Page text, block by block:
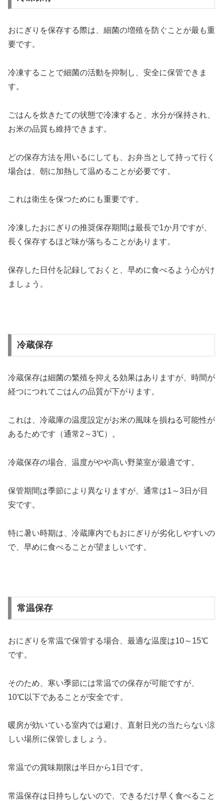
おにぎりを保存する際は、細菌の増殖を防ぐことが最も重
要です。
冷凍することで細菌の活動を抑制し、安全に保管できま
す。
ごはんを炊きたての状態で冷凍すると、水分が保持され、
お米の品質も維持できます。
どの保存方法を用いるにしても、お弁当として持って行く
場合は、朝に加熱して温めることが必要です。
これは衛生を保つためにも重要です。
冷凍したおにぎりの推奨保存期間は最長で1か月ですが、
長く保存するほど味が落ちることがあります。
保存した日付を記録しておくと、早めに食べるよう心がけ
ましょう。
冷蔵保存
冷蔵保存は細菌の繁殖を抑える効果はありますが、時間が
経つにつれてごはんの品質が下がります。
これは、冷蔵庫の温度設定がお米の風味を損ねる可能性が
あるためです（通常2～3℃）。
冷蔵保存の場合、温度がやや高い野菜室が最適です。
保管期間は季節により異なりますが、通常は1～3日が目
安です。
特に暑い時期は、冷蔵庫内でもおにぎりが劣化しやすいの
で、早めに食べることが望ましいです。
常温保存
おにぎりを常温で保管する場合、最適な温度は10～15℃
です。
そのため、寒い季節には常温での保存が可能ですが、
10℃以下であることが安全です。
暖房が効いている室内では避け、直射日光の当たらない涼
しい場所に保管しましょう。
常温での賞味期限は半日から1日です。
常温保存は日持ちしないので、できるだけ早く食べること